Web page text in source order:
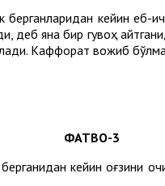
кейин еб-
яна бир гувоҳ
Каффорат вожиб
3-ФАТВО
кейин оғзини